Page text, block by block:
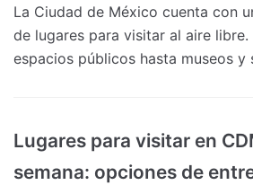
La Ciudad de México cuenta con
de lugares para visitar al aire
espacios públicos hasta museos y
Lugares para visitar en
semana: opciones de